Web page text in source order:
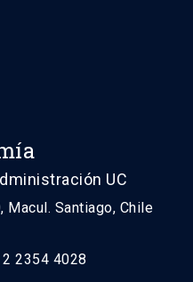
UC
Macul. Santiago, Chile
2354 4028